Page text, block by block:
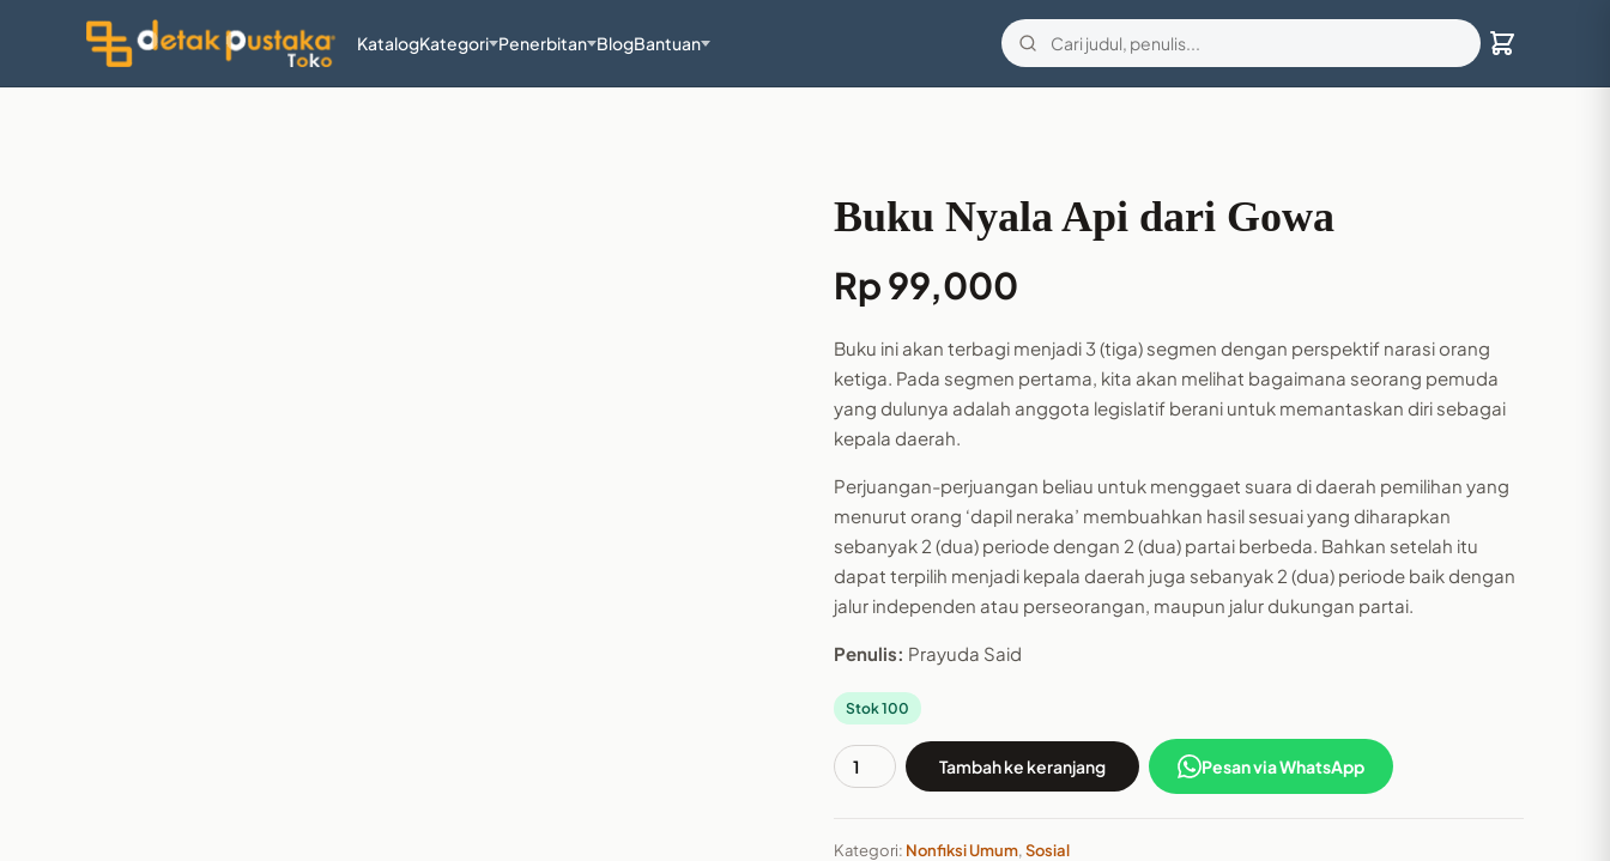
KatalogKategori Penerbitan BlogBantuan
Buku Nyala Api dari Gowa
Rp99,000
Buku ini akan terbagi menjadi 3 (tiga) segmen dengan perspektif narasi orang
ketiga. Pada segmen pertama, kita akan melihat bagaimana seorang pemuda
yang dulunya adalah anggota legislatif berani untuk memantaskan diri sebagai
kepala daerah.
Perjuangan-perjuangan beliau untuk menggaet suara di daerah pemilihan yang
menurut orang ‘dapil neraka’ membuahkan hasil sesuai yang diharapkan
sebanyak 2 (dua) periode dengan 2 (dua) partai berbeda. Bahkan setelah itu
dapat terpilih menjadi kepala daerah juga sebanyak 2 (dua) periode baik dengan
jalur independen atau perseorangan, maupun jalur dukungan partai.
Penulis: Prayuda Said
Stok 100
Kuantitas
Tambah ke keranjang Pesan via WhatsApp
Kategori: Nonfiksi Umum, Sosial